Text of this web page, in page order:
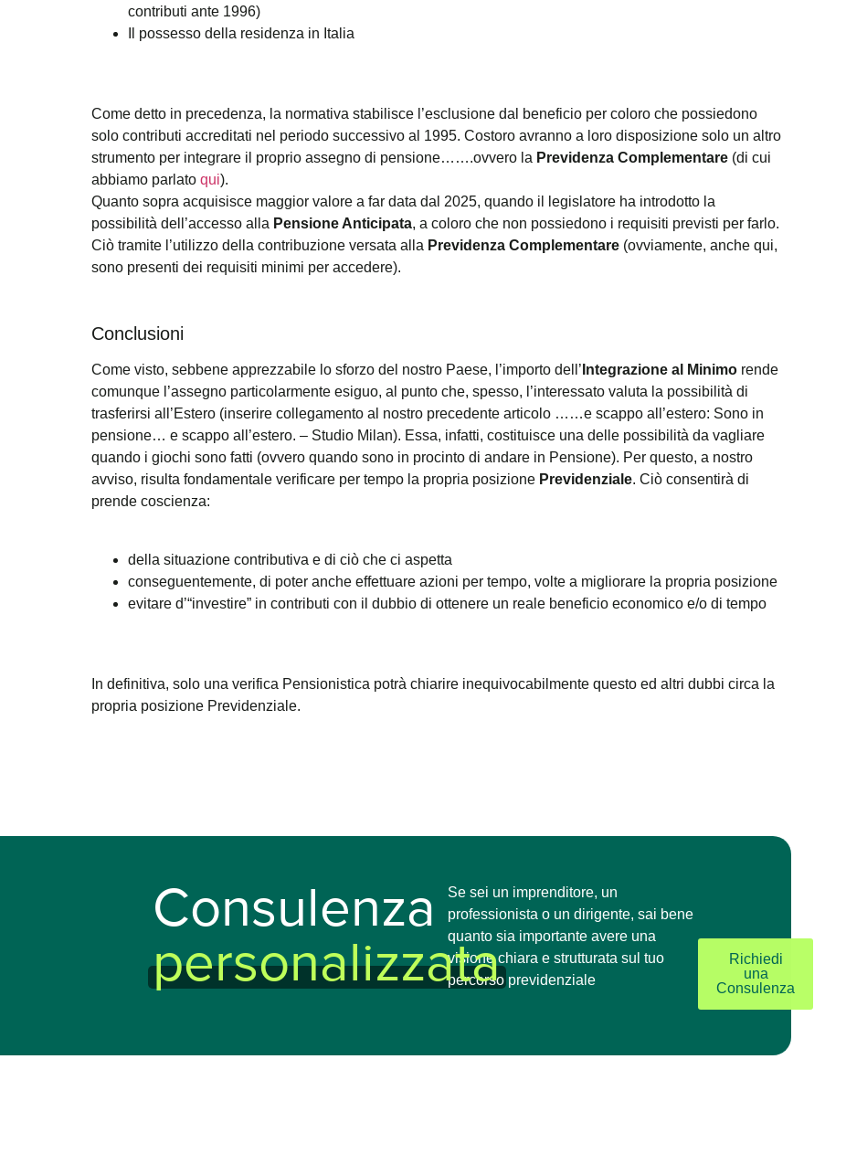
contributi ante 1996)
Il possesso della residenza in Italia
Come detto in precedenza, la normativa stabilisce l’esclusione dal beneficio per coloro che possiedono
solo contributi accreditati nel periodo successivo al 1995. Costoro avranno a loro disposizione solo un altro
strumento per integrare il proprio assegno di pensione…….ovvero la Previdenza Complementare(di cui
abbiamo parlato qui).
Quanto sopra acquisisce maggior valore a far data dal 2025, quando il legislatore ha introdotto la
possibilità dell’accesso alla Pensione Anticipata, a coloro che non possiedono i requisiti previsti per farlo.
Ciò tramite l’utilizzo della contribuzione versata alla Previdenza Complementare(ovviamente, anche qui,
sono presenti dei requisiti minimi per accedere).
Conclusioni
Come visto, sebbene apprezzabile lo sforzo del nostro Paese, l’importo dell’ Integrazione al Minimorende
comunque l’assegno particolarmente esiguo, al punto che, spesso, l’interessato valuta la possibilità di
trasferirsi all’Estero (inserire collegamento al nostro precedente articolo ……e scappo all’estero: Sono in
pensione… e scappo all’estero. – Studio Milan). Essa, infatti, costituisce una delle possibilità da vagliare
quando i giochi sono fatti (ovvero quando sono in procinto di andare in Pensione). Per questo, a nostro
avviso, risulta fondamentale verificare per tempo la propria posizione Previdenziale. Ciò consentirà di
prende coscienza:
della situazione contributiva e di ciò che ci aspetta
conseguentemente, di poter anche effettuare azioni per tempo, volte a migliorare la propria posizione
evitare d’“investire” in contributi con il dubbio di ottenere un reale beneficio economico e/o di tempo
In definitiva, solo una verifica Pensionistica potrà chiarire inequivocabilmente questo ed altri dubbi circa la
propria posizione Previdenziale.
Consulenza
personalizzata
Se sei un imprenditore, un
professionista o un dirigente, sai bene
quanto sia importante avere una
visione chiara e strutturata sul tuo
percorso previdenziale
Richiedi
una
Consulenza